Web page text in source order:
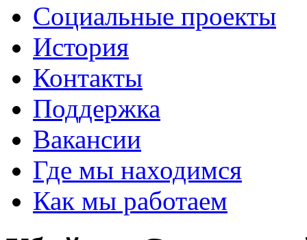
Социальные проекты
История
Контакты
Поддержка
Вакансии
Где мы находимся
Как мы работаем